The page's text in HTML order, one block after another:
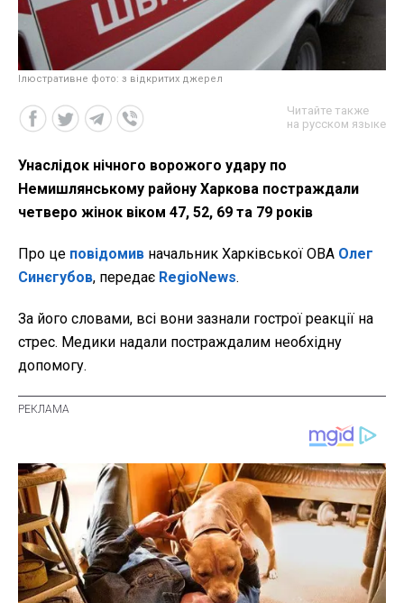
Ілюстративне фото: з відкритих джерел
Читайте также
на русском языке
Унаслідок нічного ворожого удару по
Немишлянському району Харкова постраждали
четверо жінок віком 47, 52, 69 та 79 років
Про це повідомив начальник Харківської ОВА Олег
Синєгубов, передає RegioNews.
За його словами, всі вони зазнали гострої реакції на
стрес. Медики надали постраждалим необхідну
допомогу.